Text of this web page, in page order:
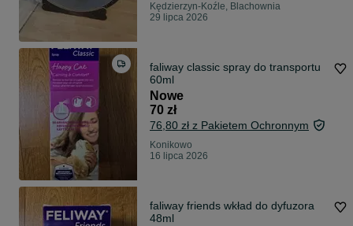
Kędzierzyn-Koźle, Blachownia
29 lipca 2026
faliway classic spray do transportu
60ml
Nowe
70 zł
76,80 zł z Pakietem Ochronnym
Konikowo
16 lipca 2026
faliway friends wkład do dyfuzora
48ml